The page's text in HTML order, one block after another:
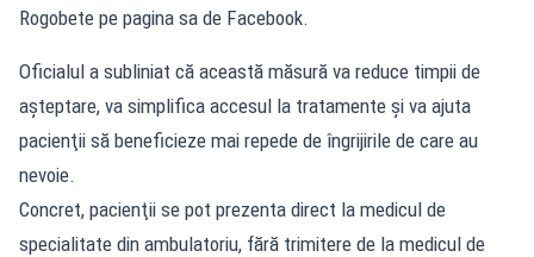
Rogobete pe pagina sa de Facebook.
Oficialul a subliniat că această măsură va reduce timpii de
aşteptare, va simplifica accesul la tratamente şi va ajuta
pacienţii să beneficieze mai repede de îngrijirile de care au
nevoie.
Concret, pacienţii se pot prezenta direct la medicul de
specialitate din ambulatoriu, fără trimitere de la medicul de